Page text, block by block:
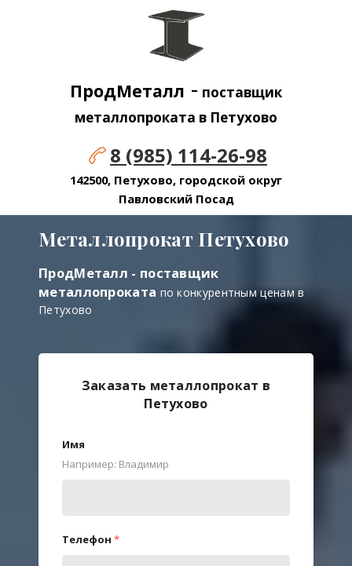
ПродМеталл - поставщик
металлопроката в Петухово
8 (985) 114-26-98
142500, Петухово, городской округ
Павловский Посад
Металлопрокат Петухово
ПродМеталл - поставщик
металлопроката по конкурентным ценам в
Петухово
Заказать металлопрокат в
Петухово
Имя
Например: Владимир
Телефон *